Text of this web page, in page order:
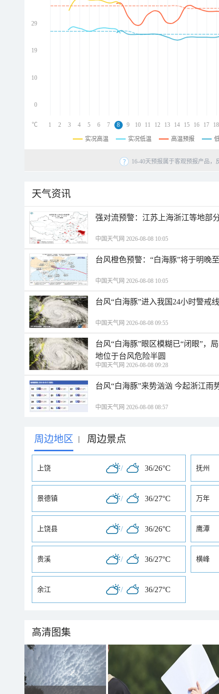
29
19
10
0
1 2 3 4 5 6 7 8 9 10 11 12 13 14 15 16 17 18
℃
实况高温 实况低温 高温预报
16-40天预报属于客观预报产品
天气资讯
强对流预警：江苏上海浙江等地部
中国天气网 2026-08-08 10:05
台风橙色预警：“白海豚”将于明晚
中国天气网 2026-08-08 10:05
台风“白海豚”进入我国24小时警戒
中国天气网 2026-08-08 09:55
台风“白海豚”眼区模糊已“闭眼”，
地位于台风危险半圆
中国天气网 2026-08-08 09:28
台风“白海豚”来势汹汹 今起浙江雨
中国天气网 2026-08-08 08:57
周边地区 | 周边景点
上饶 / 36/26°C 抚州
景德镇 / 36/27°C 万年
上饶县 / 36/26°C 鹰潭
贵溪 / 36/27°C 横峰
余江 / 36/27°C
高清图集